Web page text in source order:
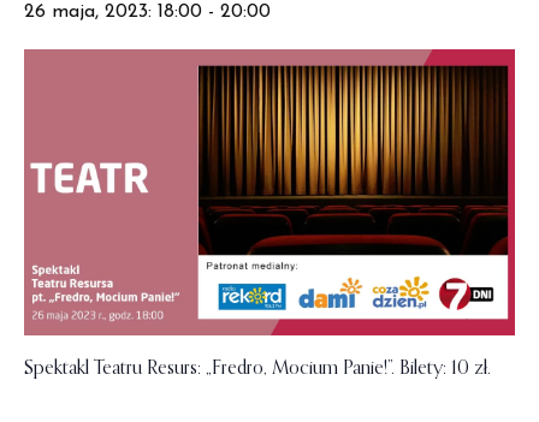
26 maja, 2023: 18:00 - 20:00
Spektakl Teatru Resurs: „Fredro, Mocium Panie!”. Bilety: 10 zł.